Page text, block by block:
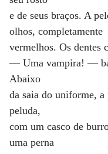
e de seus braços. A
olhos, completamente
vermelhos. Os dentes
— Uma vampira! —
Abaixo
da saia do uniforme, a
peluda,
com um casco de
uma perna